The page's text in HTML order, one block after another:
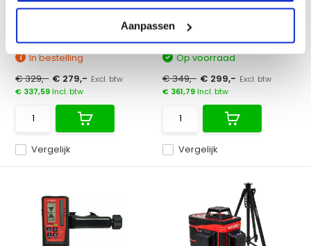
Aanpassen
Futech 5-lijns laser groen
Vergelijk
In bestelling
€ 329,- € 279,- Excl. btw
€ 337,59 Incl. btw
lokaliseren van een boor...
Vergelijk
Op voorraad
€ 349,- € 299,- Excl. btw
€ 361,79 Incl. btw